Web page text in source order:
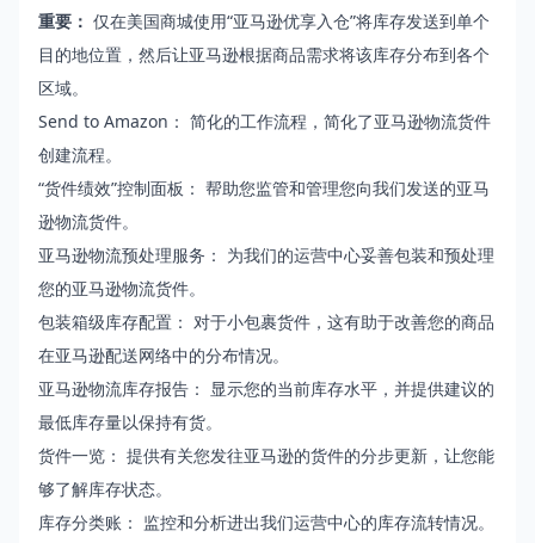
重要： 仅在美国商城使用“亚马逊优享入仓”将库存发送到单个
目的地位置，然后让亚马逊根据商品需求将该库存分布到各个
区域。
Send to Amazon ： 简化的工作流程，简化了亚马逊物流货件
创建流程。
“货件绩效”控制面板 ： 帮助您监管和管理您向我们发送的亚马
逊物流货件。
亚马逊物流预处理服务 ： 为我们的运营中心妥善包装和预处理
您的亚马逊物流货件。
包装箱级库存配置 ： 对于小包裹货件，这有助于改善您的商品
在亚马逊配送网络中的分布情况。
亚马逊物流库存报告 ： 显示您的当前库存水平，并提供建议的
最低库存量以保持有货。
货件一览 ： 提供有关您发往亚马逊的货件的分步更新，让您能
够了解库存状态。
库存分类账 ： 监控和分析进出我们运营中心的库存流转情况。